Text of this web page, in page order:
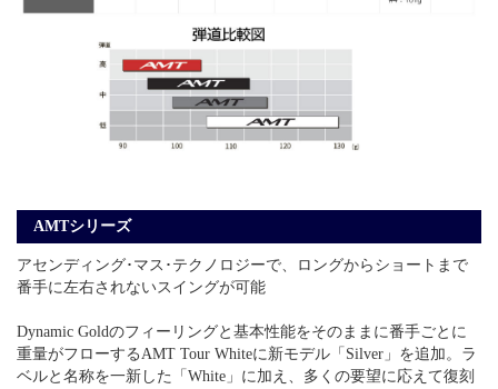
AMTシリーズ
アセンディング･マス･テクノロジーで、ロングからショートまで
番手に左右されないスイングが可能
Dynamic Goldのフィーリングと基本性能をそのままに番手ごとに
重量がフローするAMT Tour Whiteに新モデル「Silver」を追加。ラ
ベルと名称を一新した「White」に加え、多くの要望に応えて復刻